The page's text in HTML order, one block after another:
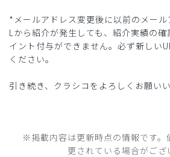
*メールアドレス変更後に以前のメール
Lから紹介が発生しても、紹介実績の
イント付与ができません。必ず新しい
ください。
引き続き、クラシコをよろしくお願いい
※掲載内容は更新時点の情報です。
更されている場合がござ